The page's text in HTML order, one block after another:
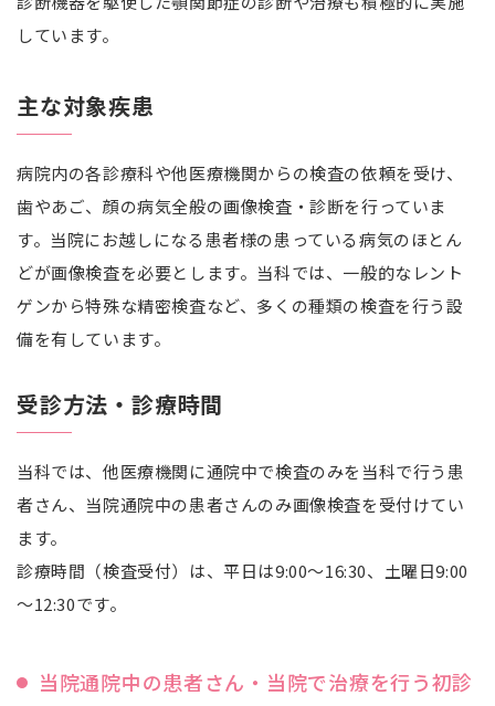
しています。
主な対象疾患
病院内の各診療科や他医療機関からの検査の依頼を受け、
歯やあご、顔の病気全般の画像検査・診断を行っていま
す。当院にお越しになる患者様の患っている病気のほとん
どが画像検査を必要とします。当科では、一般的なレント
ゲンから特殊な精密検査など、多くの種類の検査を行う設
備を有しています。
受診方法・診療時間
当科では、他医療機関に通院中で検査のみを当科で行う患
者さん、当院通院中の患者さんのみ画像検査を受付けてい
ます。
診療時間（検査受付）は、平日は9:00～16:30、土曜日9:00
～12:30です。
当院通院中の患者さん・当院で治療を行う初診